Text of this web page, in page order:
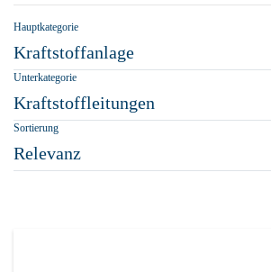
Hauptkategorie
Kraftstoffanlage
Unterkategorie
Kraftstoffleitungen
Sortierung
Relevanz